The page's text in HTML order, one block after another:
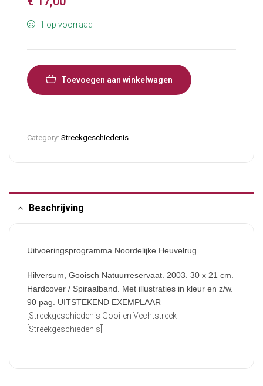
1 op voorraad
Toevoegen aan winkelwagen
Category: Streekgeschiedenis
Beschrijving
Uitvoeringsprogramma Noordelijke Heuvelrug.
Hilversum, Gooisch Natuurreservaat. 2003. 30 x 21 cm.
Hardcover / Spiraalband. Met illustraties in kleur en z/w.
90 pag. UITSTEKEND EXEMPLAAR
[Streekgeschiedenis Gooi-en Vechtstreek
[Streekgeschiedenis]]